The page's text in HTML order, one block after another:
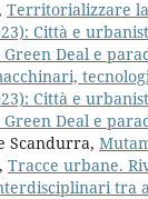
Territorializzare
Città e
Deal e
Città e
Deal e
Scandurra,
, Tracce urbane.
tra